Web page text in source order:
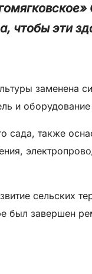
чтобы эти
заменена
и
сада, также
сельских
был завершен